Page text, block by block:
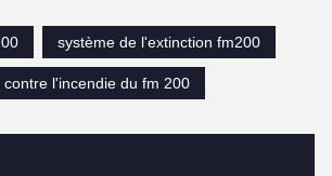
système de l'extinction fm200
l'incendie du fm 200